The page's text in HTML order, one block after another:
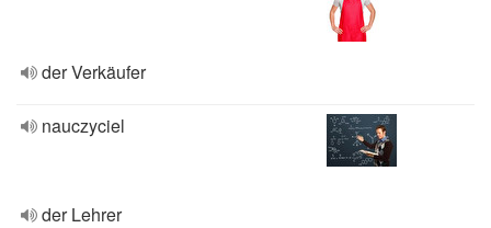
der Verkäufer
nauczyciel
der Lehrer